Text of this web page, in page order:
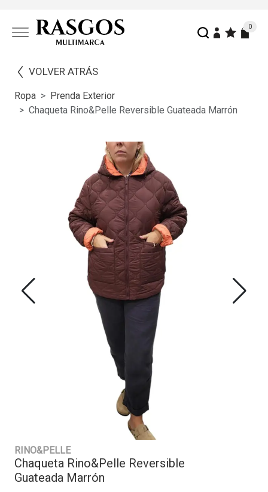
0
VOLVER ATRÁS
Ropa
Prenda Exterior
Chaqueta Rino&Pelle Reversible Guateada Marrón
RINO&PELLE
Chaqueta Rino&Pelle Reversible
Guateada Marrón